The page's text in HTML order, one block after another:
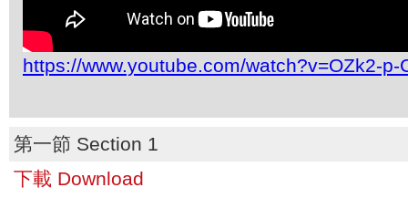
https://www.youtube.com/watch?v=OZk2-p-
第一節 Section 1
下載 Download